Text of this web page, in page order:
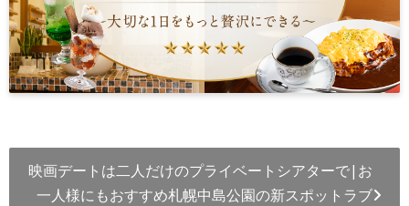
映画デートは二人だけのプライベートシアターで|お
一人様にもおすすめ札幌中島公園の新スポットラブ